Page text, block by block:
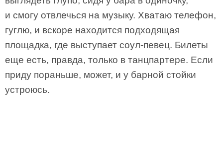
и смогу отвлечься на музыку. Хватаю телефон,
гуглю, и вскоре находится подходящая
площадка, где выступает соул-певец. Билеты
еще есть, правда, только в танцпартере. Если
приду пораньше, может, и у барной стойки
устроюсь.